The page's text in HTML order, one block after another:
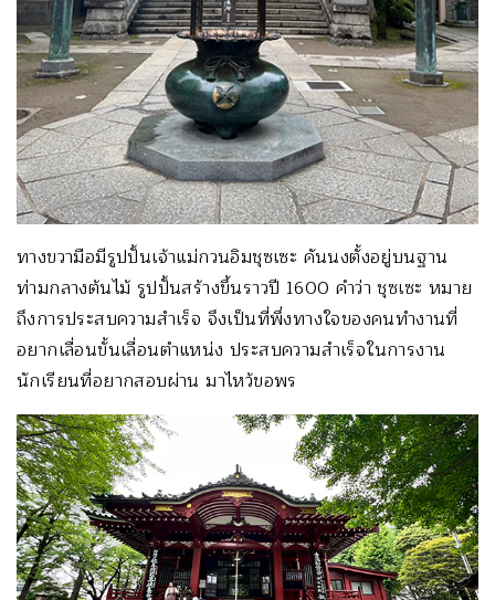
ทางขวามือมีรูปปั้นเจ้าแม่กวนอิมชุซเซะ คันนงตั้งอยู่บนฐาน
ท่ามกลางต้นไม้ รูปปั้นสร้างขึ้นราวปี 1600 คำว่า ชุซเซะ หมาย
ถึงการประสบความสำเร็จ จึงเป็นที่พึ่งทางใจของคนทำงานที่
อยากเลื่อนขั้นเลื่อนตำแหน่ง ประสบความสำเร็จในการงาน
นักเรียนที่อยากสอบผ่าน มาไหว้ขอพร